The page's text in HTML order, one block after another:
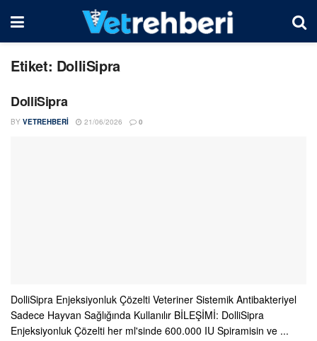
Etiket: DolliSipra
DolliSipra
BY VETREHBERI 21/06/2026 0
DolliSipra Enjeksiyonluk Çözelti Veteriner Sistemik Antibakteriyel
Sadece Hayvan Sağlığında Kullanılır BİLEŞİMİ: DolliSipra
Enjeksiyonluk Çözelti her ml'sinde 600.000 IU Spiramisin ve ...